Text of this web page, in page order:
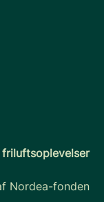
Nordea-fonden